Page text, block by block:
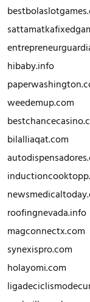
hibaby.info
weedemup.com
bilalliaqat.com
roofingnevada.info
magconnectx.com
synexispro.com
holayomi.com